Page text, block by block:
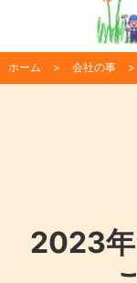
ホーム 会社の事
2023年